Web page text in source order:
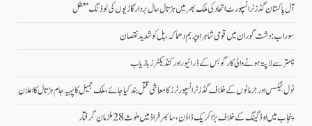
آل پاکستان گڈز ٹرانسپورٹ اتحاد کی ملک بھر میں ہڑتال،مال بردار گاڑیوں کی لوڈنگ معطل
سوراب: دشت گوران میں قومی شاہراہ پر بم دھماکہ، پل کو شدید نقصان
چہتر سے لاپتہ ہونے والی کارگو بس کے ڈرائیور اور کنڈیکٹرز بازیاب
ٹول ٹیکس اور جرمانوں کے خلاف گڈز ٹرانسپورٹرز کا معاشی قتل بند کیا جائے، ملک جمیل کا پہیہ جام ہڑتال کا اعلان
پنجاب میں اوڈ گینگ کے خلاف بڑا کریک ڈاؤن، سائبر فراڈ میں ملوث 28 ملزمان گرفتار